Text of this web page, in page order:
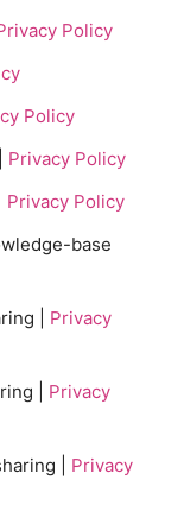
Policy
Policy
Privacy Policy
Privacy Policy
base
| Privacy
| Privacy
| Privacy